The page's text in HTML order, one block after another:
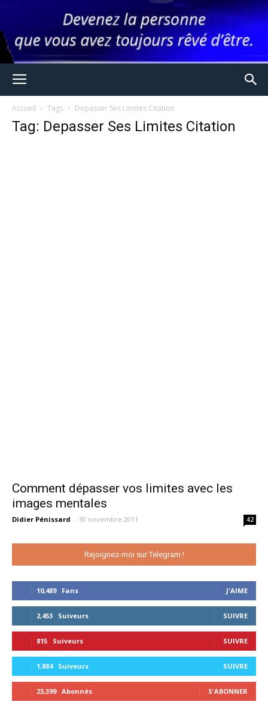
Accueil Tags Depasser Ses Limites Citation
Tag: Depasser Ses Limites Citation
Comment dépasser vos limites avec les
images mentales
Didier Pénissard - 30 novembre 2011 42
Rejoignez-moi sur Telegram !
10,489 Fans J'AIME
2,453 Suiveurs SUIVRE
815 Suiveurs SUIVRE
1,884 Suiveurs SUIVRE
23,399 Abonnés S'ABONNER